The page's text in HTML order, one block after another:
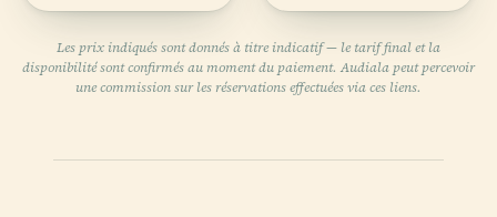
Les prix indiqués sont donnés à titre indicatif — le tarif final et la
disponibilité sont confirmés au moment du paiement. Audiala peut percevoir
une commission sur les réservations effectuées via ces liens.